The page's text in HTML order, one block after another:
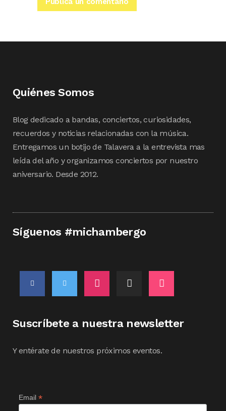
Quiénes Somos
Blog dedicado a bandas, conciertos, curiosidades,
recuerdos y noticias relacionadas con la música.
Entregamos un botijo de Talavera a la entrevista mas
leída del año y organizamos conciertos por nuestro
aniversario. Desde 2012.
Síguenos #michambergo
Suscríbete a nuestra newsletter
Y entérate de nuestros próximos eventos.
Email *